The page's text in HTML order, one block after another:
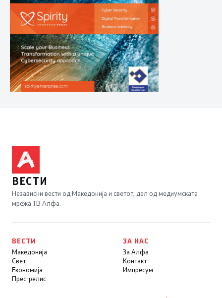
ВЕСТИ
Независни вести од Македонија и светот, дел од медиумската
мрежа ТВ Алфа.
ВЕСТИ
Македонија
Свет
Економија
Прес-релис
ЗА НАС
За Алфа
Контакт
Импресум